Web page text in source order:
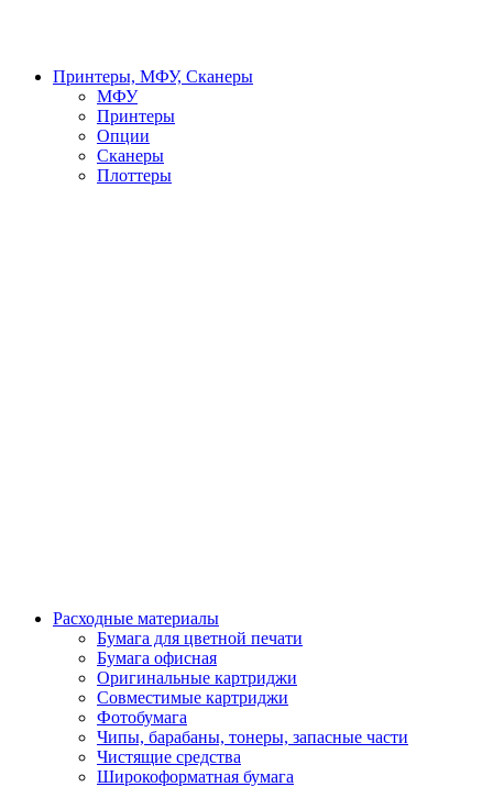
Принтеры, МФУ, Сканеры
МФУ
Принтеры
Опции
Сканеры
Плоттеры
Расходные материалы
Бумага для цветной печати
Бумага офисная
Оригинальные картриджи
Совместимые картриджи
Фотобумага
Чипы, барабаны, тонеры, запасные части
Чистящие средства
Широкоформатная бумага